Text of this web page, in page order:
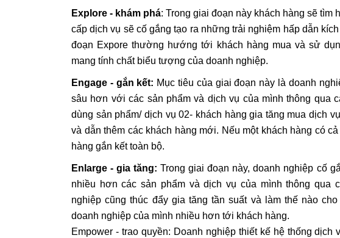
Explore - khám phá: Trong giai đoạn này khách hàng sẽ
cấp dịch vụ sẽ cố gắng tạo ra những trải nghiệm hấp dẫn
đoạn Expore thường hướng tới khách hàng mua và sử
mang tính chất biểu tượng của doanh nghiệp.
Engage - gắn kết: Mục tiêu của giai đoạn này là doanh
sâu hơn với các sản phẩm và dịch vụ của mình thông qua
dùng sản phẩm/ dịch vụ 02- khách hàng gia tăng mua dịch
và dẫn thêm các khách hàng mới. Nếu một khách hàng có
hàng gắn kết toàn bộ.
Enlarge - gia tăng:Trong giai đoạn này, doanh nghiệp cố
nhiều hơn các sản phẩm và dịch vụ của mình thông qua
nghiệp cũng thúc đẩy gia tăng tần suất và làm thế nào
doanh nghiệp của mình nhiều hơn tới khách hàng.
Empower - trao quyền: Doanh nghiệp thiết kế hệ thống